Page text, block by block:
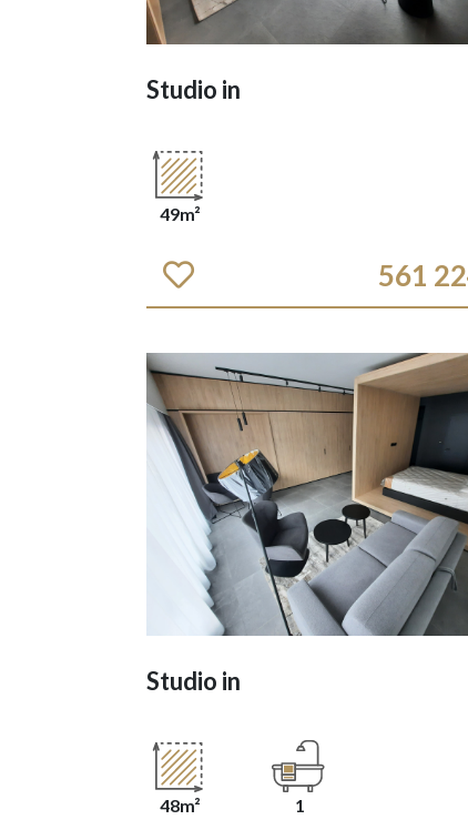
Studio in
49m²
561
Studio in
48m² 1